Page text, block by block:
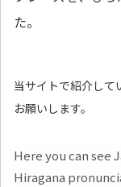
た。
当サイトで紹介して
お願いします。
Here you can see
Hiragana